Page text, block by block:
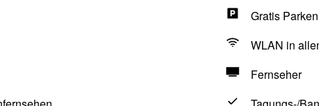
Gratis Parken
WLAN in
Fernseher